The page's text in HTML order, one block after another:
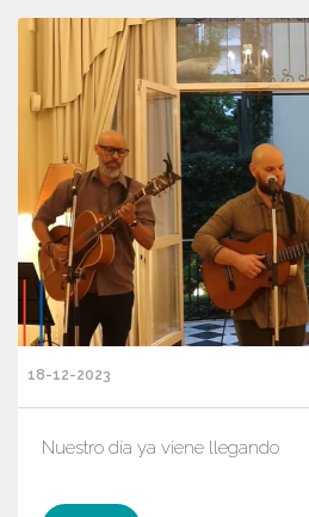
18-12-2023
Nuestro día ya viene llegando